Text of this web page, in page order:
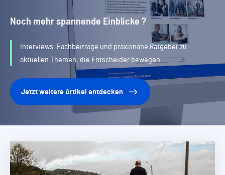
Noch mehr spannende Einblicke ?
Interviews, Fachbeiträge und praxisnahe Ratgeber zu
aktuellen Themen, die Entscheider bewegen.
Jetzt weitere Artikel entdecken